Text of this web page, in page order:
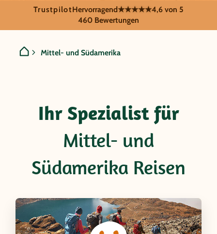
Mittel- und Südamerika
TrustpilotHervorragend★★★★★4,6 von 5
460 Bewertungen
Mittel- und Südamerika
Ihr Spezialist für
Mittel- und
Südamerika Reisen